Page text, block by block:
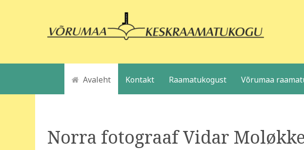
Avaleht Kontakt Raamatukogust Võrumaa
Norra fotograaf Vidar